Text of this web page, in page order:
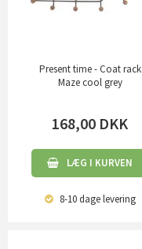
Present time - Coat rack
Maze cool grey
168,00 DKK
LÆG I KURVEN
8-10 dagelevering